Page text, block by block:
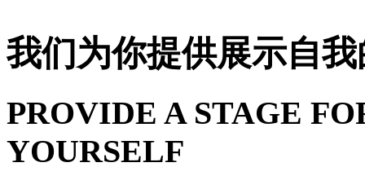
我们为你提供展示自
PROVIDE A STAGE
YOURSELF